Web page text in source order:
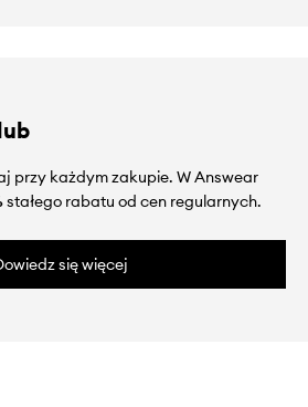
przy każdym zakupie. W Answear
stałego rabatu od cen regularnych.
się więcej